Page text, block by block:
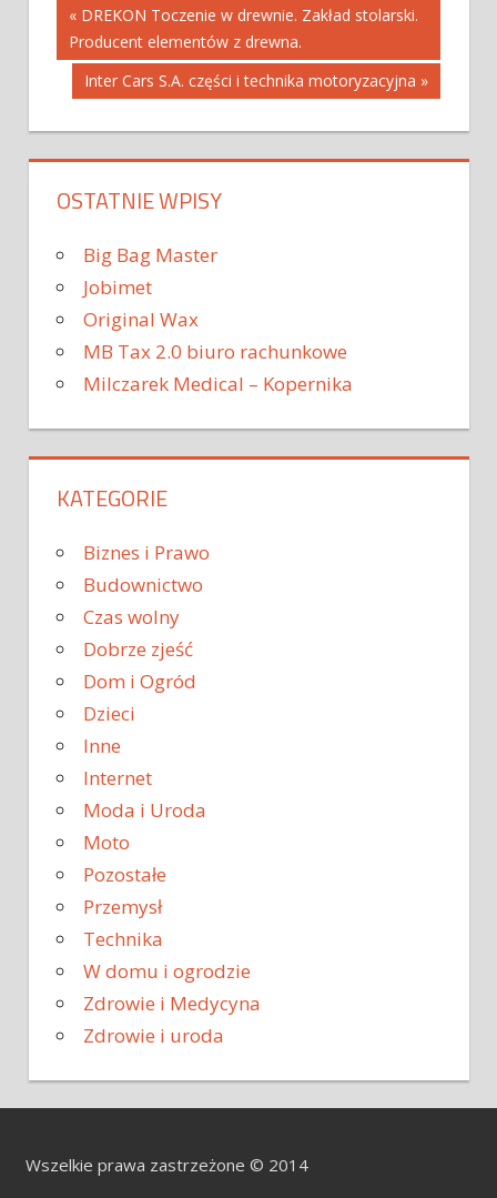
Nawigacja
wpisu
« DREKON Toczenie w drewnie. Zakład stolarski.
Producent elementów z drewna.
Inter Cars S.A. części i technika motoryzacyjna »
OSTATNIE WPISY
Big Bag Master
Jobimet
Original Wax
MB Tax 2.0 biuro rachunkowe
Milczarek Medical – Kopernika
KATEGORIE
Biznes i Prawo
Budownictwo
Czas wolny
Dobrze zjeść
Dom i Ogród
Dzieci
Inne
Internet
Moda i Uroda
Moto
Pozostałe
Przemysł
Technika
W domu i ogrodzie
Zdrowie i Medycyna
Zdrowie i uroda
Wszelkie prawa zastrzeżone © 2014